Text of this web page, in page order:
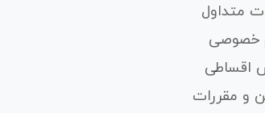
متداول
خصوصی
اقساطی
و مقررات